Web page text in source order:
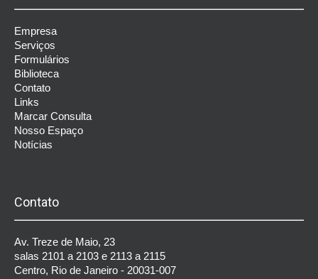
Empresa
Serviços
Formulários
Biblioteca
Contato
Links
Marcar Consulta
Nosso Espaço
Notícias
Contato
Av. Treze de Maio, 23
salas 2101 a 2103 e 2113 a 2115
Centro, Rio de Janeiro - 20031-007